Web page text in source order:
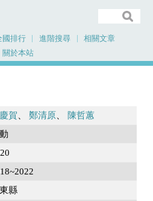
國排行 進階搜尋
相關文章
關於本站
賀 鄭清原
陳哲蕙
縣